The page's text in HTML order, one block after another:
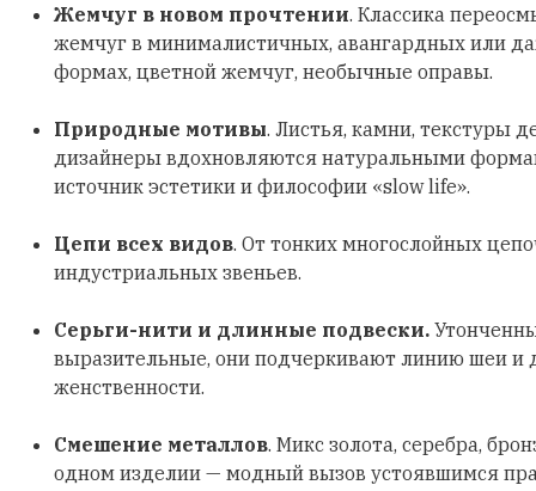
Жемчуг в новом прочтении. Классика
жемчуг в минималистичных, авангардных или
формах, цветной жемчуг, необычные оправы.
Природные мотивы. Листья, камни, текстуры
дизайнеры вдохновляются натуральными
источник эстетики и философии «slow life».
Цепи всех видов. От тонких многослойных
индустриальных звеньев.
Серьги-нити и длинные подвески.
выразительные, они подчеркивают линию шеи и
женственности.
Смешение металлов. Микс золота, серебра,
одном изделии — модный вызов устоявшимся